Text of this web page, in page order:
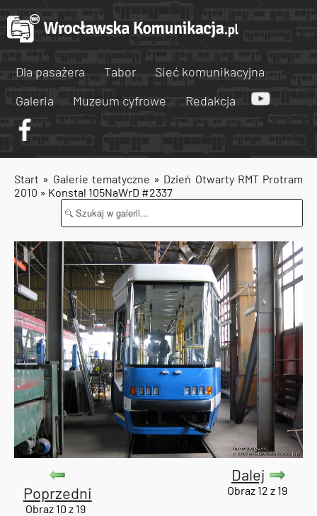
Dla pasażera Tabor
Sieć komunikacyjna
Galeria
Muzeum cyfrowe Redakcja
Start » Galerie tematyczne » Dzień Otwarty RMT Protram
2010 » Konstal 105NaWrD #2337
Poprzedni
Obraz 10 z 19
Dalej
Obraz 12 z 19